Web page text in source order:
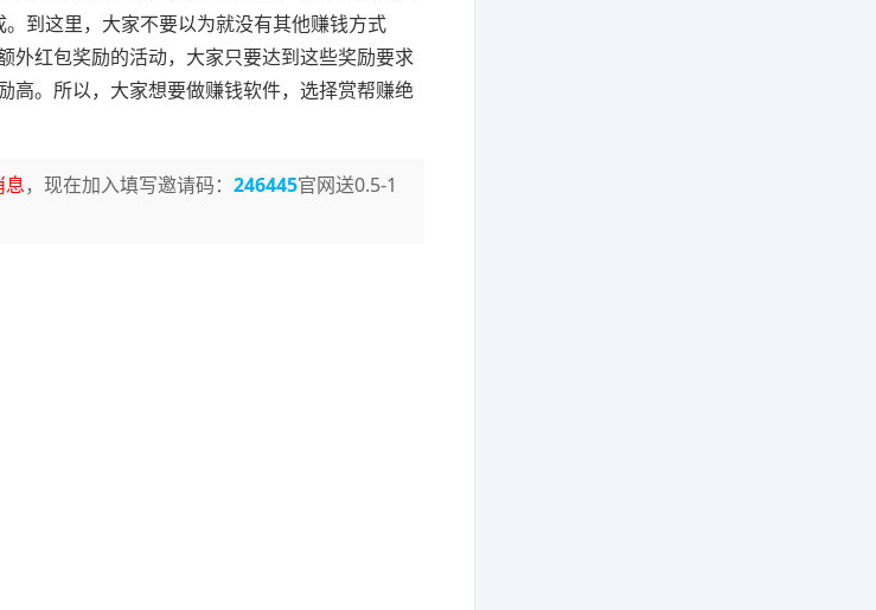
到这里，大家不要以为就没有其他赚钱方式
外红包奖励的活动，大家只要达到这些奖励要求
高。所以，大家想要做赚钱软件，选择赏帮赚绝
息，现在加入填写邀请码： 246445官网送0.5-1